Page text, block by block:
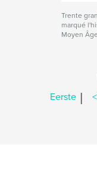
Trente
marqué
Moyen Âge
Eerste |